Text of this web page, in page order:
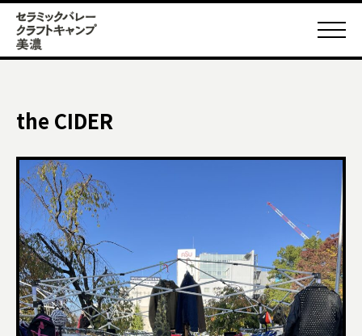
the CIDER